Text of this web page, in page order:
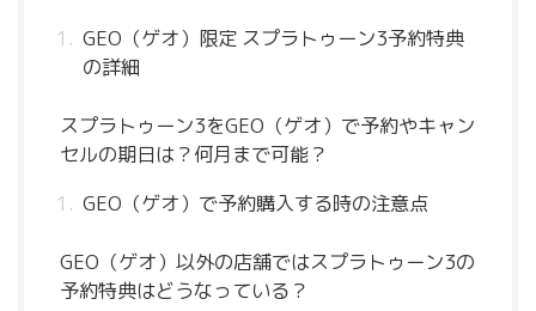
GEO（ゲオ）限定 スプラトゥーン3予約特典
の詳細
スプラトゥーン3をGEO（ゲオ）で予約やキャン
セルの期日は？何月まで可能？
GEO（ゲオ）で予約購入する時の注意点
GEO（ゲオ）以外の店舗ではスプラトゥーン3の
予約特典はどうなっている？